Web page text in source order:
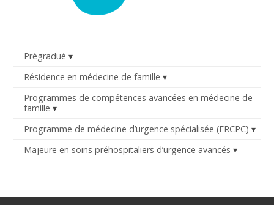
Prégradué
Résidence en médecine de famille
Programmes de compétences avancées en médecine de
famille
Programme de médecine d’urgence spécialisée (FRCPC)
Majeure en soins préhospitaliers d’urgence avancés